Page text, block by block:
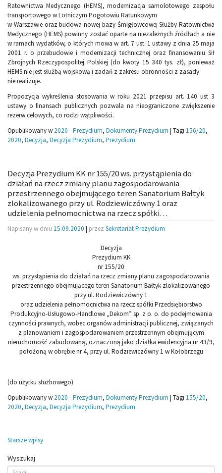
Ratownictwa Medycznego (HEMS), modernizacja samolotowego zespołu
transportowego w Lotniczym Pogotowiu Ratunkowym
w Warszawie oraz budowa nowej bazy Śmigłowcowej Służby Ratownictwa
Medycznego (HEMS) powinny zostać oparte na niezależnych źródłach a nie
w ramach wydatków, o których mowa w art. 7 ust. 1 ustawy z dnia 25 maja
2001 r. o przebudowie i modernizacji technicznej oraz finansowaniu Sił
Zbrojnych Rzeczypospolitej Polskiej (do kwoty 15 340 tys. zł), ponieważ
HEMS nie jest służbą wojskową i zadań z zakresu obronności z zasady
nie realizuje.
Propozycja wykreślenia stosowania w roku 2021 przepisu art. 140 ust 3
ustawy o finansach publicznych pozwala na nieograniczone zwiększenie
rezerw celowych, co rodzi wątpliwości.
Opublikowany w 2020 - Prezydium, Dokumenty Prezydium | Tagi 156/20,
2020, Decyzja, Decyzja Prezydium, Prezydium
Decyzja Prezydium KK nr 155/20 ws. przystąpienia do
działań na rzecz zmiany planu zagospodarowania
przestrzennego obejmującego teren Sanatorium Bałtyk
zlokalizowanego przy ul. Rodziewiczówny 1 oraz
udzielenia pełnomocnictwa na rzecz spółki…
Napisany w dniu 15.09.2020 | przez Sekretariat Prezydium
Decyzja
Prezydium KK
nr 155/20
ws. przystąpienia do działań na rzecz zmiany planu zagospodarowania
przestrzennego obejmującego teren Sanatorium Bałtyk zlokalizowanego
przy ul. Rodziewiczówny 1
oraz udzielenia pełnomocnictwa na rzecz spółki Przedsiębiorstwo
Produkcyjno-Usługowo-Handlowe „Dekom” sp. z o. o. do podejmowania
czynności prawnych, wobec organów administracji publicznej, związanych
z planowaniem i zagospodarowaniem przestrzennym obejmującym
nieruchomość zabudowaną, oznaczoną jako działka ewidencyjna nr 43/9,
położoną w obrębie nr 4, przy ul. Rodziewiczówny 1 w Kołobrzegu
(do użytku służbowego)
Opublikowany w 2020 - Prezydium, Dokumenty Prezydium | Tagi 155/20,
2020, Decyzja, Decyzja Prezydium, Prezydium
Nawigacja
po
wpisach
Starsze wpisy
Wyszukaj